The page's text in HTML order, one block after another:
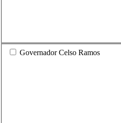
Governador Celso Ramos